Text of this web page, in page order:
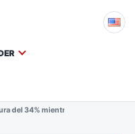
del 34% mientras los